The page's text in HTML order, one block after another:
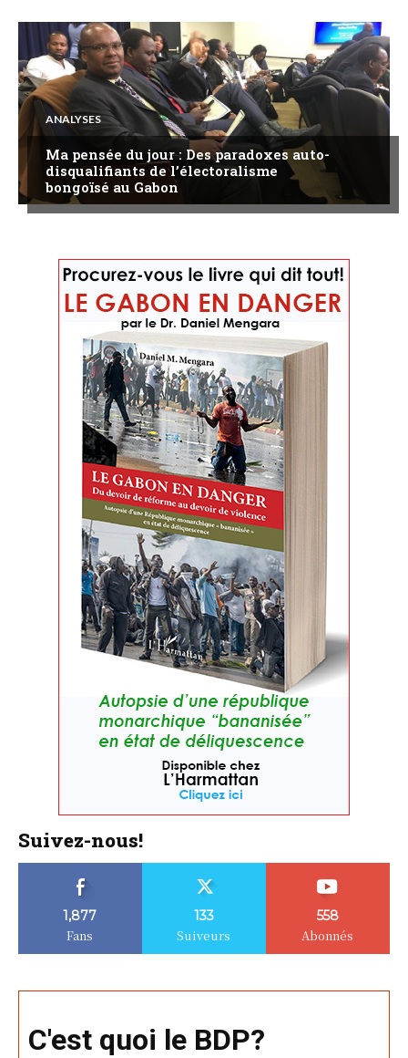
ANALYSES
Ma pensée du jour : Des paradoxes auto-
disqualifiants de l’électoralisme
bongoïsé au Gabon
Suivez-nous!
1,877
Fans
133
Suiveurs
558
Abonnés
C'est quoi le BDP?